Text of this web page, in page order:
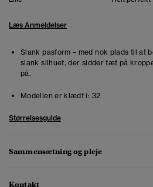
Læs Anmeldelser
Slank pasform – med nok plads til at
slank silhuet, der sidder tæt på
på.
Modellen er klædt i: 32
Størrelsesguide
Sammensætning og pleje
Kontakt